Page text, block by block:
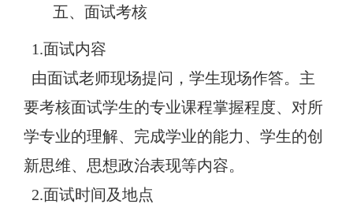
五、 面试考核
1.面试内容
由面试老师现场提问，学生现场作答。主
要考核面试学生的专业课程掌握程度、对所
学专业的理解、完成学业的能力、学生的创
新思维、思想政治表现等内容。
2.面试时间及地点